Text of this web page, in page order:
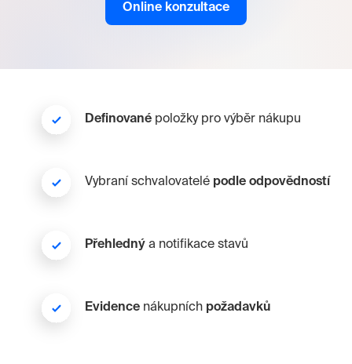
Online konzultace
Definované položky pro výběr nákupu
Vybraní schvalovatelé podle odpovědností
Přehledný a notifikace stavů
Evidence nákupních požadavků